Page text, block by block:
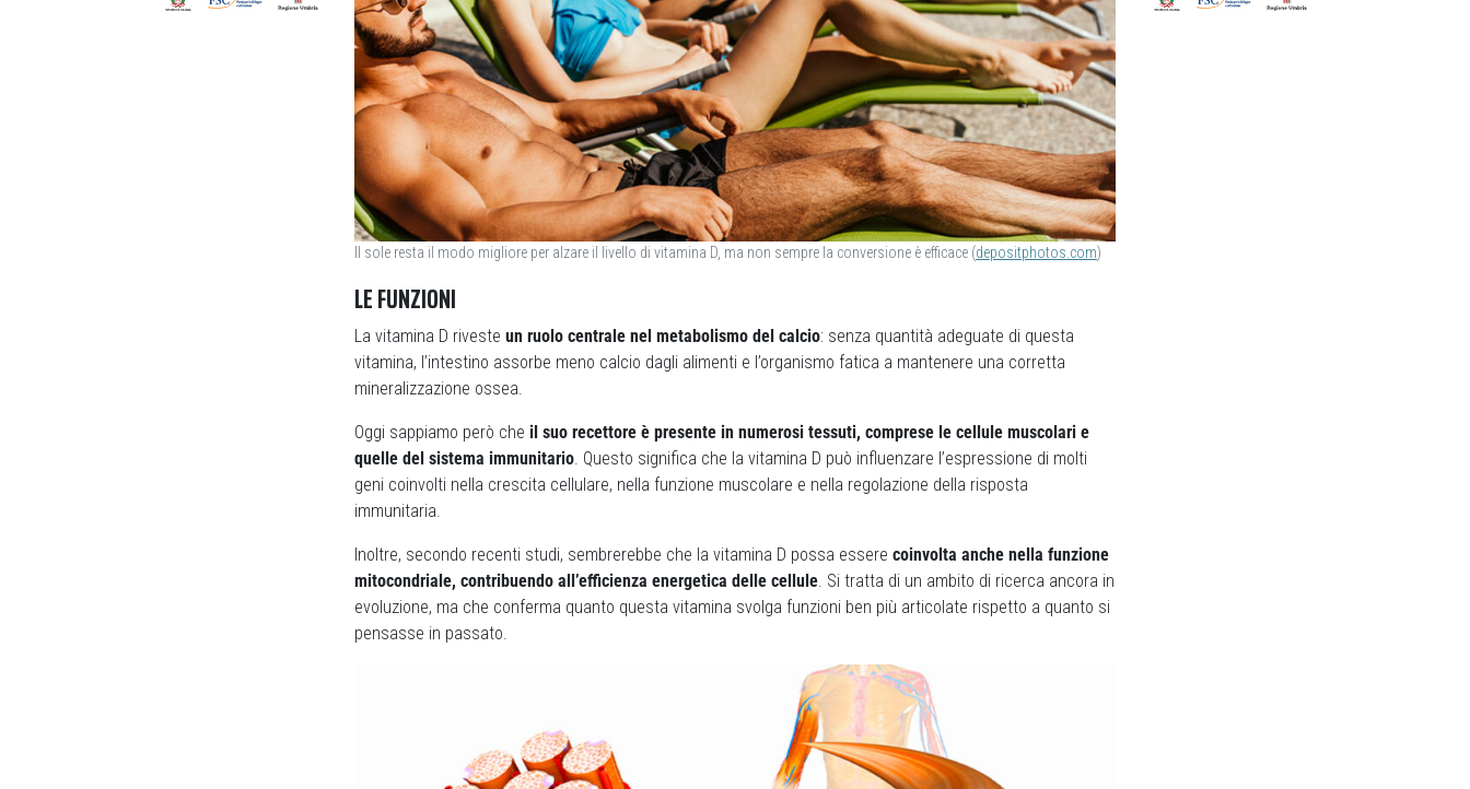
Il sole resta il modo migliore per alzare il livello di vitamina D, ma non sempre la conversione è efficace (depositphotos.com)
LE FUNZIONI
La vitamina D riveste un ruolo centrale nel metabolismo del calcio: senza quantità adeguate di questa
vitamina, l’intestino assorbe meno calcio dagli alimenti e l’organismo fatica a mantenere una corretta
mineralizzazione ossea.
Oggi sappiamo però che il suo recettore è presente in numerosi tessuti, comprese le cellule muscolari e
quelle del sistema immunitario . Questo significa che la vitamina D può influenzare l’espressione di molti
geni coinvolti nella crescita cellulare, nella funzione muscolare e nella regolazione della risposta
immunitaria.
Inoltre, secondo recenti studi, sembrerebbe che la vitamina D possa essere coinvolta anche nella funzione
mitocondriale, contribuendo all’efficienza energetica delle cellule . Si tratta di un ambito di ricerca ancora in
evoluzione, ma che conferma quanto questa vitamina svolga funzioni ben più articolate rispetto a quanto si
pensasse in passato.